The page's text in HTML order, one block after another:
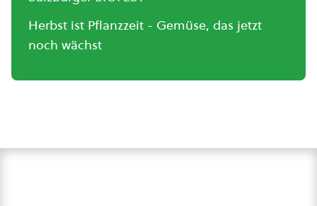
Herbst ist Pflanzzeit - Gemüse, das jetzt
noch wächst